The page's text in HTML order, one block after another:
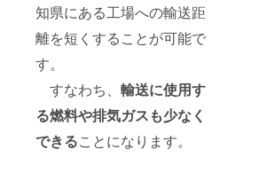
知県にある工場への輸送距
離を短くすることが可能で
す。
すなわち、 輸送に使用す
る燃料や排気ガスも少なく
できることになります。